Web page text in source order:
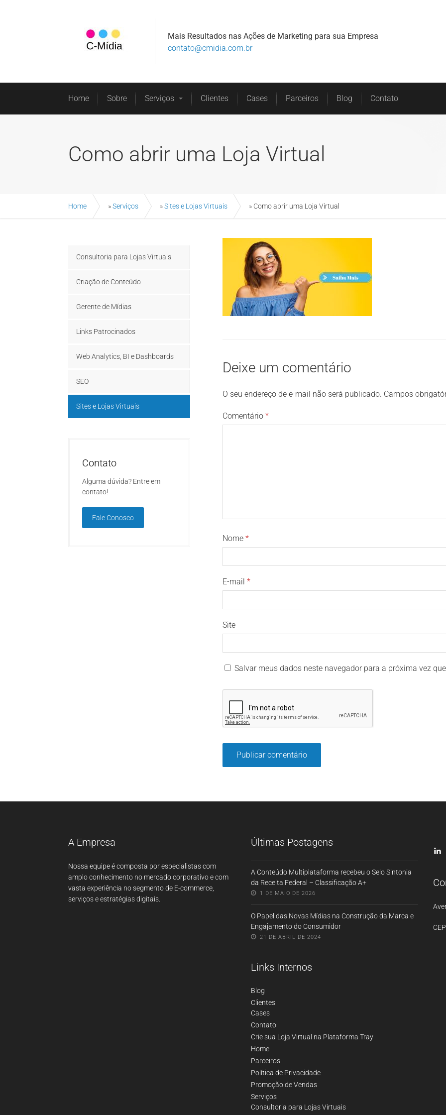
Mais Resultados nas Ações de Marketing para sua Empresa
contato@cmidia.com.br
Home Sobre Serviços Clientes Cases Parceiros Blog Contato
Como abrir uma Loja Virtual
Home »Serviços »Sites e Lojas Virtuais » Como abrir uma Loja Virtual
Deixe um comentário
O seu endereço de e-mail não será publicado. Campos
Comentário *
Nome *
E-mail *
Site
Salvar meus dados neste navegador para a próxima vez
Consultoria para Lojas Virtuais
Criação de Conteúdo
Gerente de Mídias
Links Patrocinados
Web Analytics, BI e Dashboards
SEO
Sites e Lojas Virtuais
Contato
Alguma dúvida? Entre em
contato!
Fale Conosco
A Empresa
Nossa equipe é composta por especialistas com
amplo conhecimento no mercado corporativo e com
vasta experiência no segmento de E-commerce,
serviços e estratégias digitais.
Últimas Postagens
A Conteúdo Multiplataforma recebeu o Selo Sintonia
da Receita Federal – Classificação A+
1 DE MAIO DE 2026
O Papel das Novas Mídias na Construção da Marca e
Engajamento do Consumidor
21 DE ABRIL DE 2024
Links Internos
Blog
Clientes
Cases
Contato
Crie sua Loja Virtual na Plataforma Tray
Home
Parceiros
Política de Privacidade
Promoção de Vendas
Serviços
Consultoria para Lojas Virtuais